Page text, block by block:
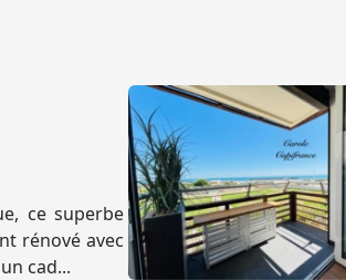
ce superbe
rénové avec
cad...